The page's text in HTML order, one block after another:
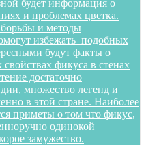
будет информация о
и проблемах цветка.
и методы
избежать подобных
будут факты о
фикуса в стенах
достаточно
множество легенд и
в этой стране. Наиболее
приметы о том что фикус,
одинокой
замужество.